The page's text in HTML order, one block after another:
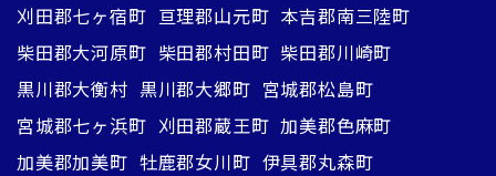
刈田郡七ヶ宿町 亘理郡山元町 本吉郡南三陸町
柴田郡大河原町 柴田郡村田町 柴田郡川崎町
黒川郡大衡村 黒川郡大郷町 宮城郡松島町
宮城郡七ヶ浜町 刈田郡蔵王町 加美郡色麻町
加美郡加美町 牡鹿郡女川町 伊具郡丸森町